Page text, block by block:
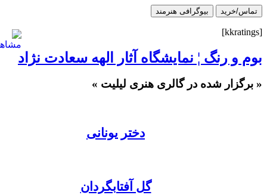
تماس/خرید بیوگرافی هنرمند
[kkratings]
بوم و رنگ ¦ نمایشگاه آثار الهه سعادت نژاد
« برگزار شده در گالری هنری لیلیت »
دختر یونانی
گل آفتابگردان